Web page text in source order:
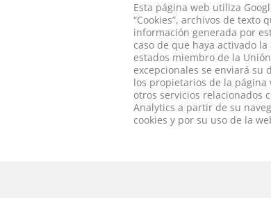
Esta página web utiliza
“Cookies”, archivos de
información generada por
caso de que haya activado
estados miembro de la
excepcionales se enviará su
los propietarios de la
otros servicios relacionados
Analytics a partir de su
cookies y por su uso de la